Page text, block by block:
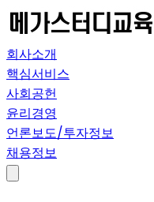
회사소개
핵심서비스
사회공헌
윤리경영
언론보도/투자정보
채용정보